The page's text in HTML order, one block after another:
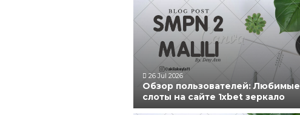
26 Jul 2026
Обзор пользователей: Любимые
слоты на сайте 1xbet зеркало